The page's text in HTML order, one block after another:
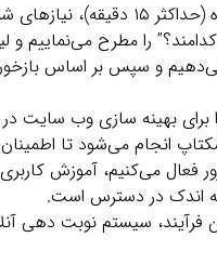
: با یک تماس یا پیام
را مطرح می‌نماییم و
بهینه‌ سازی وب‌ سایت در
انجام می‌شود تا
فعال می‌کنیم، آموزش
اندک در دسترس است.